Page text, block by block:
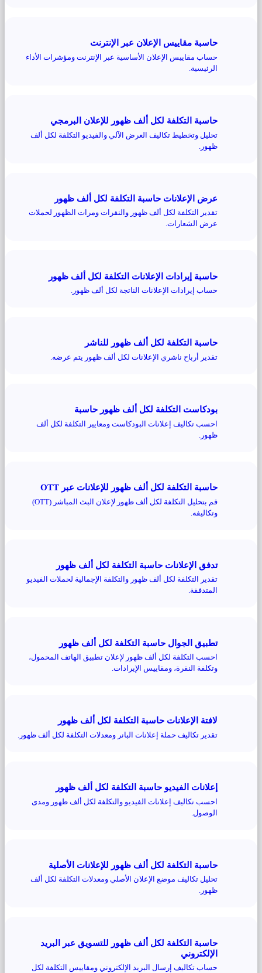
حاسبة مقاييس الإعلان عبر الإنترنت
حساب مقاييس الإعلان الأساسية عبر الإنترنت ومؤشرات الأداء
الرئيسية.
حاسبة التكلفة لكل ألف ظهور للإعلان البرمجي
تحليل وتخطيط تكاليف العرض الآلي والفيديو التكلفة لكل ألف
ظهور.
عرض الإعلانات حاسبة التكلفة لكل ألف ظهور
تقدير التكلفة لكل ألف ظهور والنقرات ومرات الظهور لحملات
عرض الشعارات.
حاسبة إيرادات الإعلانات التكلفة لكل ألف ظهور
حساب إيرادات الإعلانات الناتجة لكل ألف ظهور.
حاسبة التكلفة لكل ألف ظهور للناشر
تقدير أرباح ناشري الإعلانات لكل ألف ظهور يتم عرضه.
بودكاست التكلفة لكل ألف ظهور حاسبة
احسب تكاليف إعلانات البودكاست ومعايير التكلفة لكل ألف
ظهور.
حاسبة التكلفة لكل ألف ظهور للإعلانات عبر OTT
قم بتحليل التكلفة لكل ألف ظهور لإعلان البث المباشر (OTT)
وتكاليفه.
تدفق الإعلانات حاسبة التكلفة لكل ألف ظهور
تقدير التكلفة لكل ألف ظهور والتكلفة الإجمالية لحملات الفيديو
المتدفقة.
تطبيق الجوال حاسبة التكلفة لكل ألف ظهور
احسب التكلفة لكل ألف ظهور لإعلان تطبيق الهاتف المحمول،
وتكلفة النقرة، ومقاييس الإيرادات.
لافتة الإعلانات حاسبة التكلفة لكل ألف ظهور
تقدير تكاليف حملة إعلانات البانر ومعدلات التكلفة لكل ألف ظهور.
إعلانات الفيديو حاسبة التكلفة لكل ألف ظهور
احسب تكاليف إعلانات الفيديو والتكلفة لكل ألف ظهور ومدى
الوصول.
حاسبة التكلفة لكل ألف ظهور للإعلانات الأصلية
تحليل تكاليف موضع الإعلان الأصلي ومعدلات التكلفة لكل ألف
ظهور.
حاسبة التكلفة لكل ألف ظهور للتسويق عبر البريد
الإلكتروني
حساب تكاليف إرسال البريد الإلكتروني ومقاييس التكلفة لكل